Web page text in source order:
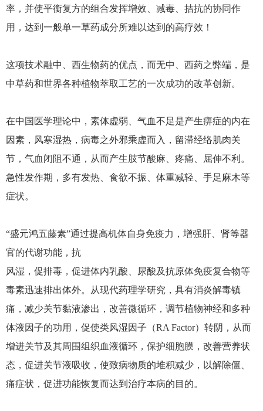
率，并使平衡复方的组合发挥增效、减毒、拮抗的协同作
用，达到一般单一草药成分所难以达到的高疗效！
这项技术融中、西生物药的优点，而无中、西药之弊端，是
中草药和世界各种植物萃取工艺的一次成功的改革创新。
在中国医学理论中，素体虚弱、气血不足是产生痹症的内在
因素，风寒湿热，病毒之外邪乘虚而入，留滞经络肌肉关
节，气血闭阻不通，从而产生肢节酸麻、疼痛、屈伸不利。
急性发作期，多有发热、食欲不振、体重减轻、手足麻木等
症状。
“盛元鸿五藤素”通过提高机体自身免疫力，增强肝、肾等器
官的代谢功能，抗
风湿，促排毒，促进体内乳酸、尿酸及抗原体免疫复合物等
毒素迅速排出体外。从现代药理学研究，具有消炎解毒镇
痛，减少关节黏液渗出，改善微循环，调节植物神经和多种
体液因子的功用，促使类风湿因子（RA Factor）转阴，从而
增进关节及其周围组织血液循环，保护细胞膜，改善营养状
态，促进关节液吸收，使致病物质的堆积减少，以解除僵、
痛症状，促进功能恢复而达到治疗本病的目的。